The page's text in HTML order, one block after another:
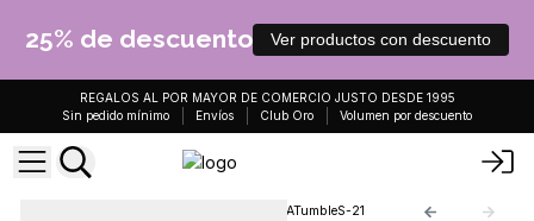
25% de descuento Ver productos con descuento
REGALOS AL POR MAYOR DE COMERCIO JUSTO DESDE 1995
Sin pedido mínimo
Envíos Club Oro Volumen por descuento
ATumbleS-21